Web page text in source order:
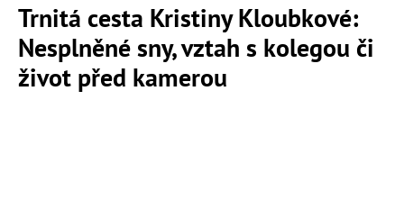
Trnitá cesta Kristiny Kloubkové:
Nesplněné sny, vztah s kolegou či
život před kamerou